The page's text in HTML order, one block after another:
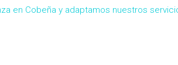
en Cobeña y adaptamos nuestros